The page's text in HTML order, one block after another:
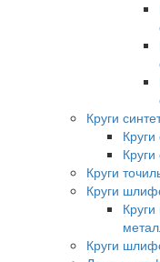
Круги
Круги
Круги
Круги